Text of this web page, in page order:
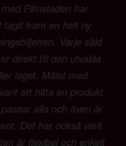
Filmstaden har
tagit fram en helt ny
Varje såld
direkt till den utvalda
laget. Målet med
att hitta en produkt
alla och även är
Det har också varit
är flexibel och enkelt